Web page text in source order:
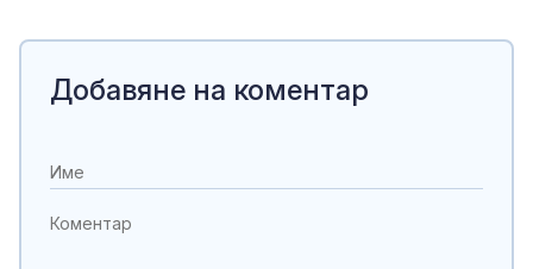
Добавяне на коментар